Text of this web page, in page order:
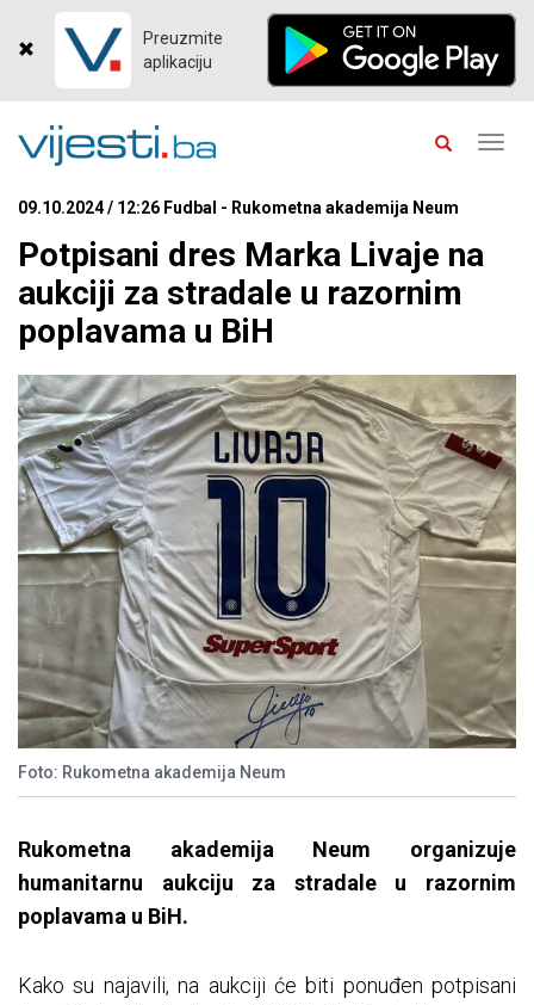
Preuzmite
aplikaciju
09.10.2024 / 12:26 Fudbal - Rukometna akademija Neum
Potpisani dres Marka Livaje na
aukciji za stradale u razornim
poplavama u BiH
Foto: Rukometna akademija Neum
Rukometna akademija Neum organizuje
humanitarnu aukciju za stradale u razornim
poplavama u BiH.
Kako su najavili, na aukciji će biti ponuđen potpisani